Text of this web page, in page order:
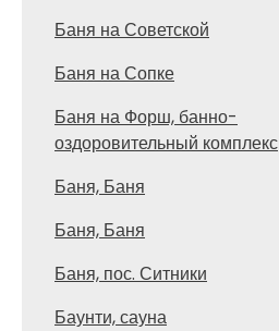
Баня на Советской
Баня на Сопке
Баня на Форш, банно-
оздоровительный комплекс
Баня, Баня
Баня, Баня
Баня, пос. Ситники
Баунти, сауна